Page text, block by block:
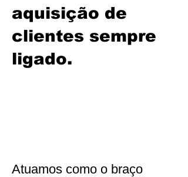
aquisição de
clientes sempre
ligado.
Atuamos como o braço